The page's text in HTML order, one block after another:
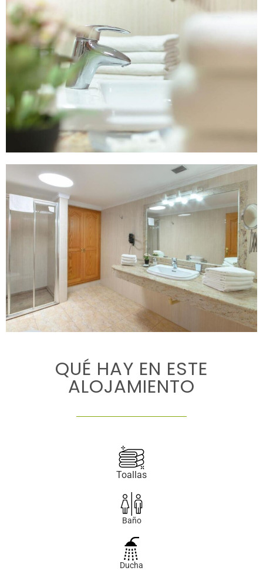
QUÉ HAY EN ESTE
ALOJAMIENTO
Toallas
Baño
Ducha